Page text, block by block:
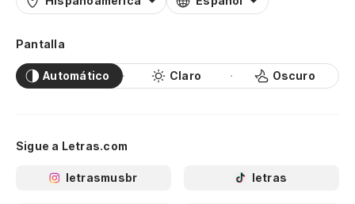
Pantalla
Automático Claro Oscuro
Sigue a Letras.com
letrasmusbr letras